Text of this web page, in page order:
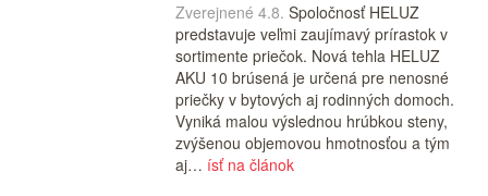
Zverejnené 4.8. Spoločnosť HELUZ
predstavuje veľmi zaujímavý prírastok v
sortimente priečok. Nová tehla HELUZ
AKU 10 brúsená je určená pre nenosné
priečky v bytových aj rodinných domoch.
Vyniká malou výslednou hrúbkou steny,
zvýšenou objemovou hmotnosťou a tým
aj… ísť na článok